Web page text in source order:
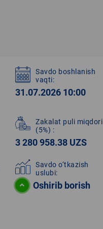
Savdo boshlanish
vaqti:
31.07.2026 10:00
Zakalat puli miqdori
(5%) :
3 280 958.38 UZS
Savdo o‘tkazish
uslubi:
Oshirib borish